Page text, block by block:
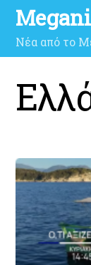
Νέα από το